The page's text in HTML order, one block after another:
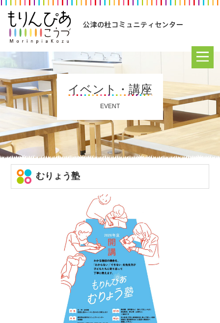
イベント・講座
EVENT
むりょう塾